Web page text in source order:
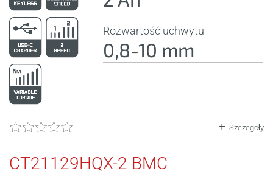
Rozwartość uchwytu
0,8-10 mm
Szczegóły
CT21129HQX-2 BMC